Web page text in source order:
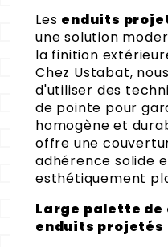
Les enduits
une solution
la finition
Chez Ustabat,
d'utiliser des
de pointe pour
homogène et
offre une
adhérence solide
esthétiquement
Large palette de
enduits projetés